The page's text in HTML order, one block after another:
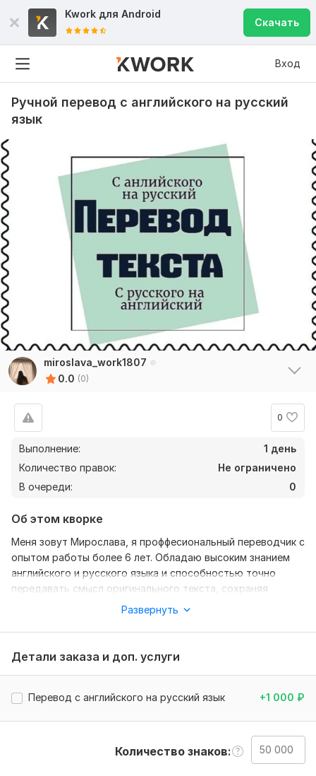
Kwork для Android
Скачать
Вход
Ручной перевод с английского на русский
язык
miroslava_work1807
0.0 (0)
0
Выполнение:
1 день
Количество правок:
Не ограничено
В очереди:
0
Об этом кворке
Меня зовут Мирослава, я проффесиональный переводчик с
опытом работы более 6 лет. Обладаю высоким знанием
английского и русского языка и способностью точно
передавать смысл оригинального текста, сохраняя
стилистику и тон автора. Я внимательно отношусь к
деталям, обеспечиваю высокое качество перевода и
строго соблюдаю сроки выполнения заказов. Готова
принимать ваши заказы со всеми пожеланиями!
Нужно для заказа:
Здравствуйте! Для заказа перевода от вас нужен сам
текст, который нужно перевести, ваши пожелания и
ограничения по переводу, тип и цель перевода (по
желанию), а так же дополнительная информация, если она
Развернуть
Детали заказа и доп. услуги
Перевод с английского на русский язык +1 000 ₽
Количество знаков